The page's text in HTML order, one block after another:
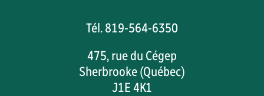
Tél. 819-564-6350
475, rue du Cégep
Sherbrooke (Québec)
J1E 4K1